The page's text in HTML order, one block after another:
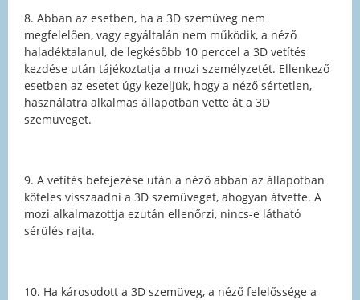
8. Abban az esetben, ha a 3D szemüveg nem
megfelelően, vagy egyáltalán nem működik, a néző
haladéktalanul, de legkésőbb 10 perccel a 3D vetítés
kezdése után tájékoztatja a mozi személyzetét. Ellenkező
esetben az esetet úgy kezeljük, hogy a néző sértetlen,
használatra alkalmas állapotban vette át a 3D
szemüveget.
9. A vetítés befejezése után a néző abban az állapotban
köteles visszaadni a 3D szemüveget, ahogyan átvette. A
mozi alkalmazottja ezután ellenőrzi, nincs-e látható
sérülés rajta.
10. Ha károsodott a 3D szemüveg, a néző felelőssége a